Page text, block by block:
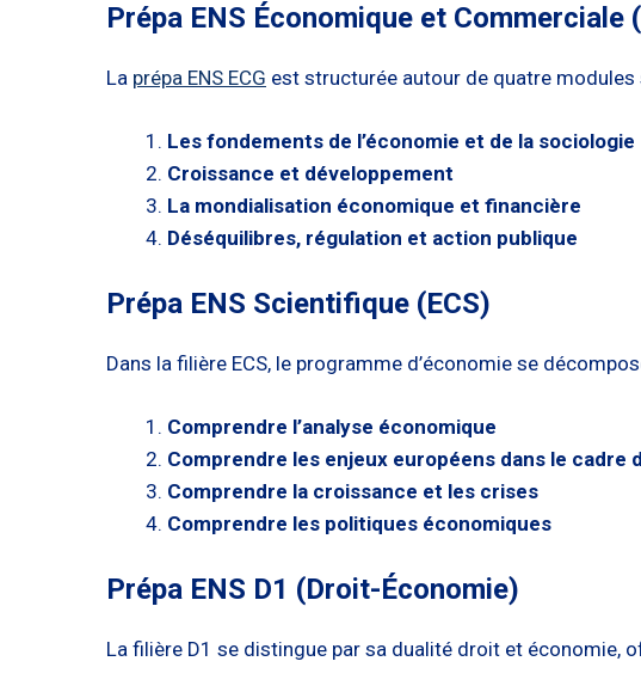
Prépa ENS Économique et Commerciale
La prépa ENS ECG est structurée autour de quatre modules
Les fondements de l’économie et de la sociologie
Croissance et développement
La mondialisation économique et financière
Déséquilibres, régulation et action publique
Prépa ENS Scientifique (ECS)
Dans la filière ECS, le programme d’économie se
Comprendre l’analyse économique
Comprendre les enjeux européens dans le cadre
Comprendre la croissance et les crises
Comprendre les politiques économiques
Prépa ENS D1 (Droit-Économie)
La filière D1 se distingue par sa dualité droit et économie,